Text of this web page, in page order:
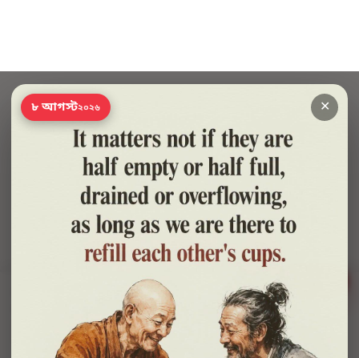
🍪 সাইটটি চালু রাখতে কিছু প্রয়োজনীয় কুকি ব্যবহার হয়। আপনি রাজি থাকলে আমরা বিজ্ঞাপন ও
পরিসংখ্যানের কুকিও ব্যবহার করব, যাতে বুঝতে পারি কোন বই আপনাদের কাজে লাগছে।
শুধু প্রয়োজনীয় সব ঠিক আছে
✕
৮ আগস্ট২০২৬